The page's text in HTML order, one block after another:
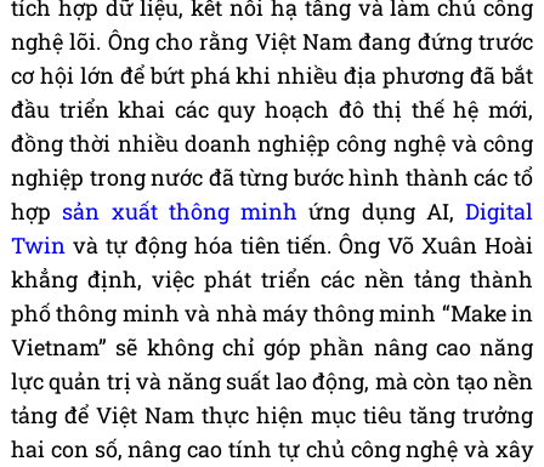
tích hợp dữ liệu, kết nối hạ tầng và làm chủ công
nghệ lõi. Ông cho rằng Việt Nam đang đứng trước
cơ hội lớn để bứt phá khi nhiều địa phương đã bắt
đầu triển khai các quy hoạch đô thị thế hệ mới,
đồng thời nhiều doanh nghiệp công nghệ và công
nghiệp trong nước đã từng bước hình thành các tổ
hợp sản xuất thông minh ứng dụng AI, Digital
Twin và tự động hóa tiên tiến. Ông Võ Xuân Hoài
khẳng định, việc phát triển các nền tảng thành
phố thông minh và nhà máy thông minh “Make in
Vietnam” sẽ không chỉ góp phần nâng cao năng
lực quản trị và năng suất lao động, mà còn tạo nền
tảng để Việt Nam thực hiện mục tiêu tăng trưởng
hai con số, nâng cao tính tự chủ công nghệ và xây